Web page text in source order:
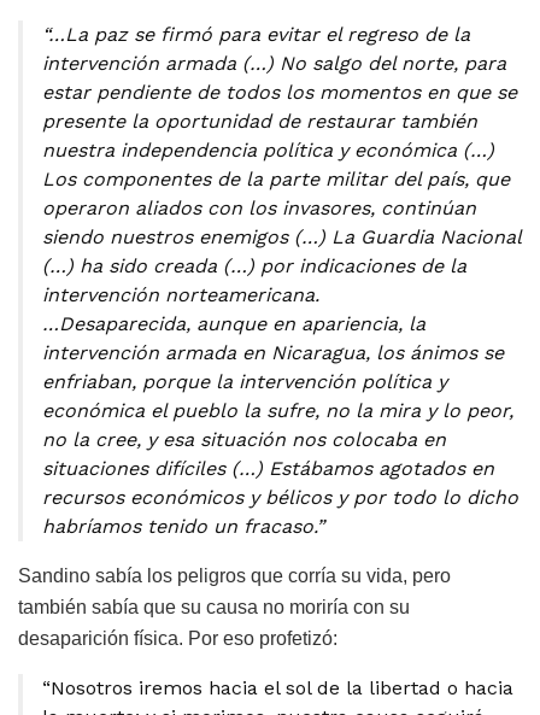
“…La paz se firmó para evitar el regreso de la
intervención armada (…) No salgo del norte, para
estar pendiente de todos los momentos en que se
presente la oportunidad de restaurar también
nuestra independencia política y económica (…)
Los componentes de la parte militar del país, que
operaron aliados con los invasores, continúan
siendo nuestros enemigos (…) La Guardia Nacional
(…) ha sido creada (…) por indicaciones de la
intervención norteamericana.
…Desaparecida, aunque en apariencia, la
intervención armada en Nicaragua, los ánimos se
enfriaban, porque la intervención política y
económica el pueblo la sufre, no la mira y lo peor,
no la cree, y esa situación nos colocaba en
situaciones difíciles (…) Estábamos agotados en
recursos económicos y bélicos y por todo lo dicho
habríamos tenido un fracaso.”
Sandino sabía los peligros que corría su vida, pero
también sabía que su causa no moriría con su
desaparición física. Por eso profetizó:
“Nosotros iremos hacia el sol de la libertad o hacia